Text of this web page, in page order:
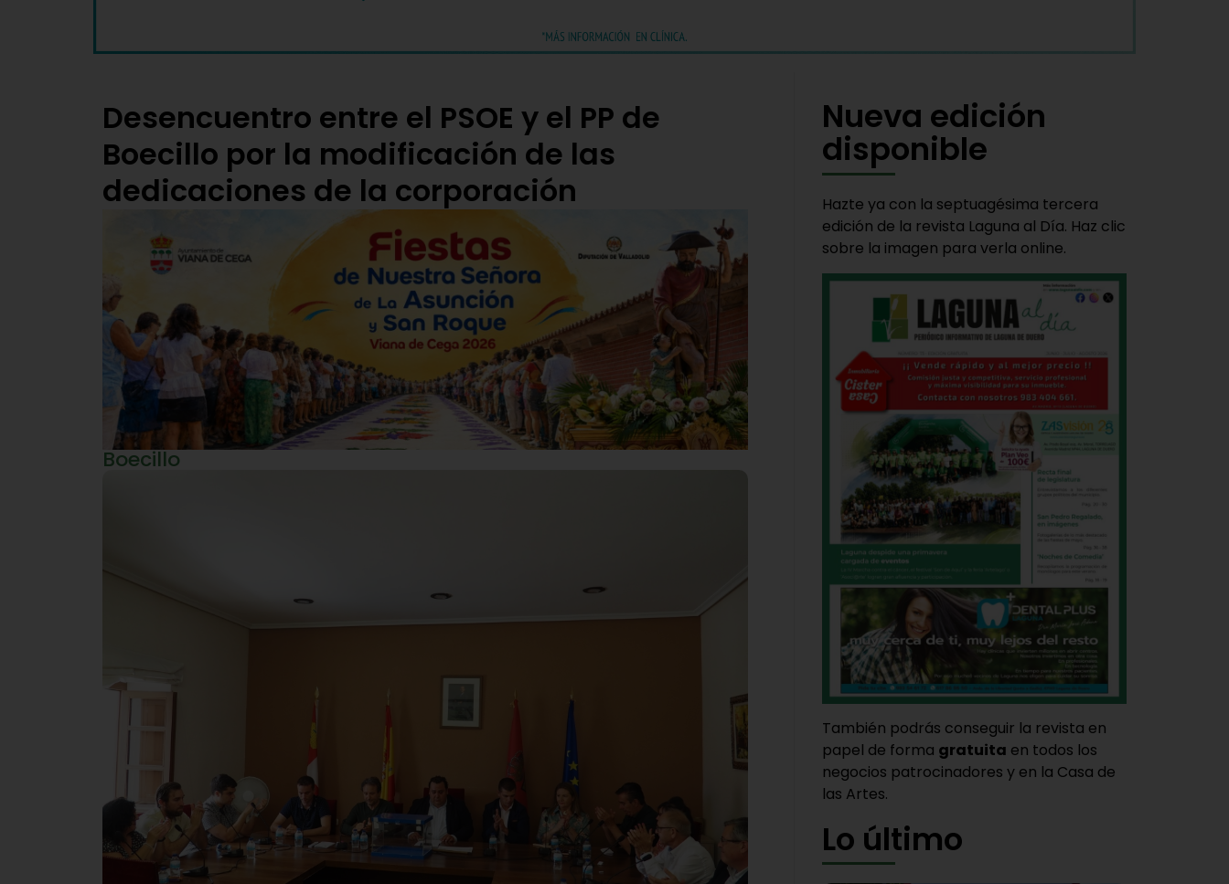
Desencuentro entre el PSOE y el PP de
Boecillo por la modificación de las
dedicaciones de la corporación
Boecillo
Nueva edición
disponible
Hazte ya con la septuagésima tercera
edición de la revista Laguna al Día. Haz clic
sobre la imagen para verla online.
También podrás conseguir la revista en
papel de forma gratuita en todos los
negocios patrocinadores y en la Casa de
las Artes.
Lo último